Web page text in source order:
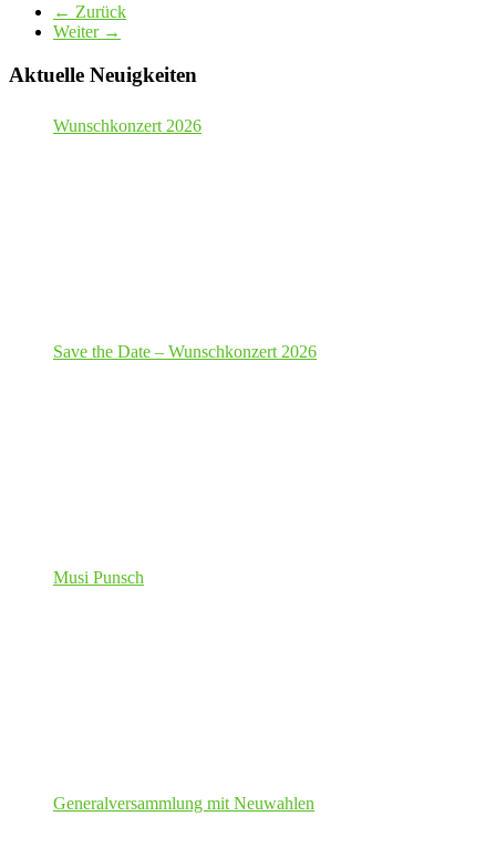
← Zurück
Weiter →
Aktuelle Neuigkeiten
Wunschkonzert 2026
Save the Date – Wunschkonzert 2026
Musi Punsch
Generalversammlung mit Neuwahlen